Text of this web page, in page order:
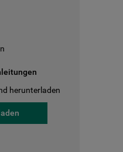
herunterladen